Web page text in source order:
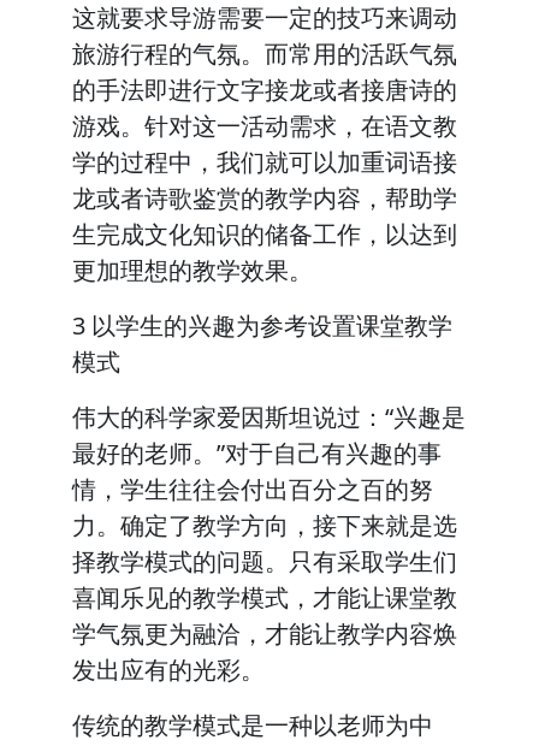
这就要求导游需要一定的技巧来调动
旅游行程的气氛。而常用的活跃气氛
的手法即进行文字接龙或者接唐诗的
游戏。针对这一活动需求，在语文教
学的过程中，我们就可以加重词语接
龙或者诗歌鉴赏的教学内容，帮助学
生完成文化知识的储备工作，以达到
更加理想的教学效果。
3 以学生的兴趣为参考设置课堂教学
模式
伟大的科学家爱因斯坦说过：“兴趣是
最好的老师。”对于自己有兴趣的事
情，学生往往会付出百分之百的努
力。确定了教学方向，接下来就是选
择教学模式的问题。只有采取学生们
喜闻乐见的教学模式，才能让课堂教
学气氛更为融洽，才能让教学内容焕
发出应有的光彩。
传统的教学模式是一种以老师为中